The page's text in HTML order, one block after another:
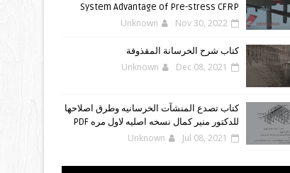
System Advantage of Pre-stress CFRP
Unknown Nov 30, 2022
كتاب شرح الخرسانة المقذوفة
Unknown Dec 08, 2021
كتاب تصدع المنشآت الخرسانيه وطرق اصلاحها
للدكتور منير كمال نسخه اصليه لاول مره PDF
Unknown Jul 08, 2021